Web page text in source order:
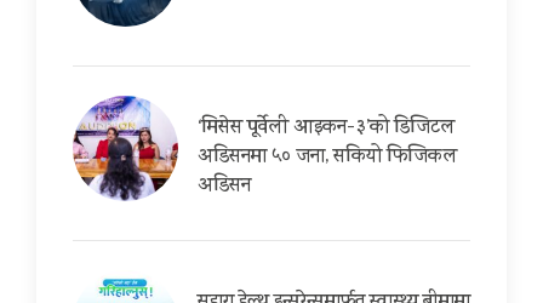
‘मिसेस पूर्वेली आइकन-३’को डिजिटल
अडिसनमा ५० जना, सकियो फिजिकल
अडिसन